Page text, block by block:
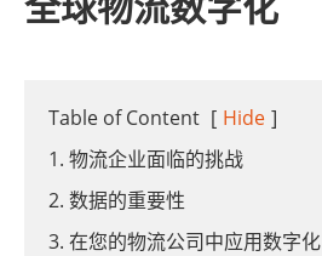
Table of Content [ Hide ]
1. 物流企业面临的挑战
2. 数据的重要性
3. 在您的物流公司中应用数字化